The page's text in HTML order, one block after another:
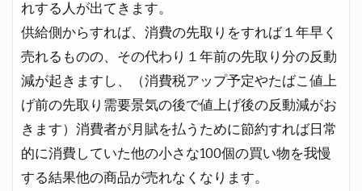
れする人が出てきます。
供給側からすれば、消費の先取りをすれば１年早く
売れるものの、その代わり１年前の先取り分の反動
減が起きますし、（消費税アップ予定やたばこ値上
げ前の先取り需要景気の後で値上げ後の反動減がお
きます）消費者が月賦を払うために節約すれば日常
的に消費していた他の小さな100個の買い物を我慢
する結果他の商品が売れなくなります。